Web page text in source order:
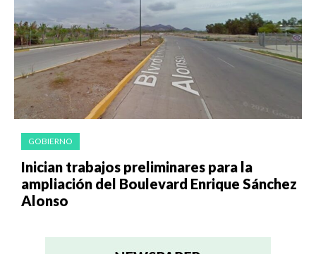
GOBIERNO
Inician trabajos preliminares para la
ampliación del Boulevard Enrique Sánchez
Alonso